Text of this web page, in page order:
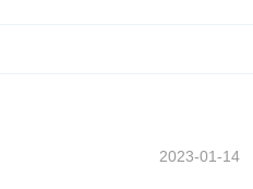
2023-01-14